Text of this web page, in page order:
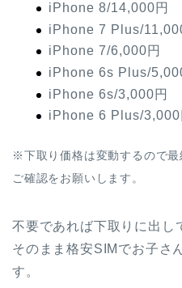
iPhone 8/14,000円
iPhone 7 Plus/
iPhone 7/6,000円
iPhone 6s Plus/
iPhone 6s/3,000円
iPhone 6 Plus/3,000
※下取り価格は変動するので
ご確認をお願いします。
不要であれば下取りに出し
そのまま格安SIMでお子さ
す。